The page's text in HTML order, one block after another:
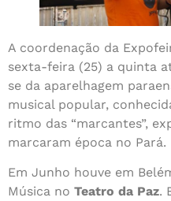
A coordenação da
sexta-feira (25) a quinta
se da aparelhagem
musical popular,
ritmo das “marcantes”,
marcaram época no Pará.
Em Junho houve em
Música no Teatro da Paz.